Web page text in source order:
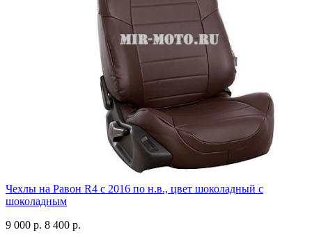
Чехлы на Равон R4 с 2016 по н.в., цвет шоколадный с
шоколадным
9 000 р. 8 400 р.